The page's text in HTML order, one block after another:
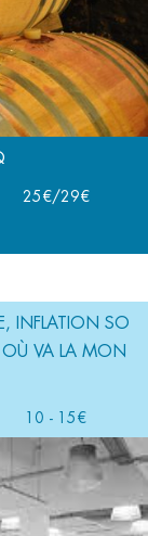
25€/29€
INFLATION SO
OÙ VA LA MON
10 - 15€